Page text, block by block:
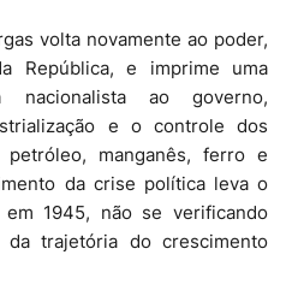
volta novamente ao poder,
República, e imprime uma
nacionalista ao governo,
e o controle dos
manganês, ferro e
da crise política leva o
1945, não se verificando
trajetória do crescimento